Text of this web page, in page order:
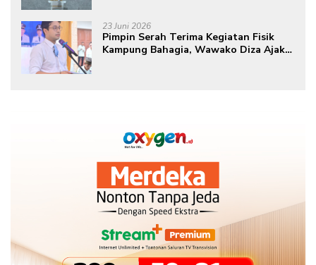
23 Juni 2026
Pimpin Serah Terima Kegiatan Fisik
Kampung Bahagia, Wawako Diza Ajak